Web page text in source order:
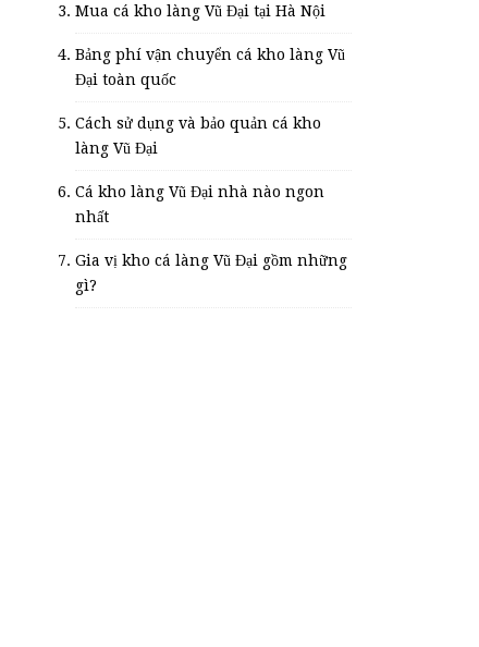
Mua cá kho làng Vũ Đại tại Hà Nội
Bảng phí vận chuyển cá kho làng Vũ
Đại toàn quốc
Cách sử dụng và bảo quản cá kho
làng Vũ Đại
Cá kho làng Vũ Đại nhà nào ngon
nhất
Gia vị kho cá làng Vũ Đại gồm những
gì?